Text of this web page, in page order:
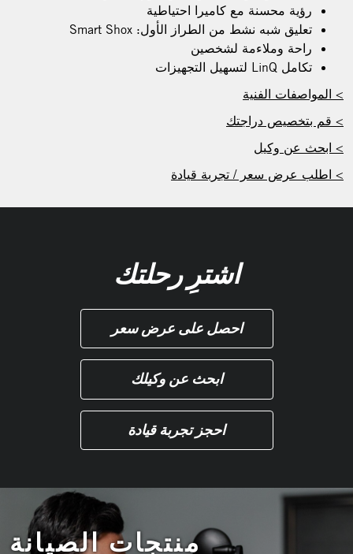
رؤية محسنة مع كاميرا احتياطية
تعليق شبه نشط من الطراز الأول: Smart Shox
راحة وملاءمة لشخصين
تكامل LinQ لتسهيل التجهيزات
> المواصفات الفنية
> قم بتخصيص دراجتك
> ابحث عن وكيل
> اطلب عرض سعر / تجربة قيادة
اشترِ رحلتك
احصل على عرض سعر
ابحث عن وكيلك
احجز تجربة قيادة
منتجات الصيانة